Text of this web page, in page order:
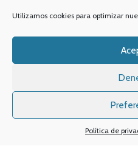
Utilizamos cookies para optimizar
Política de